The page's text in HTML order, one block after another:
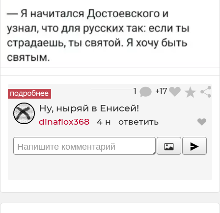
+17
1
Ну, ныряй в Енисей!
dinaflox368 4 н ответить